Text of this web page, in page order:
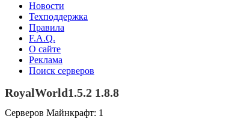
Новости
Техподдержка
Правила
F.A.Q.
О сайте
Реклама
Поиск серверов
RoyalWorld1.5.2 1.8.8
Серверов Майнкрафт: 1